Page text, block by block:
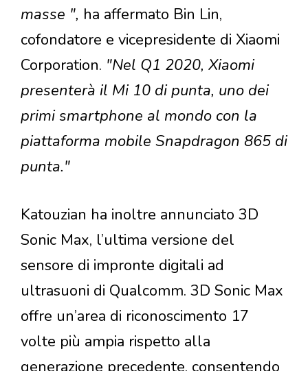
masse ", ha affermato Bin Lin,
cofondatore e vicepresidente di Xiaomi
Corporation. "Nel Q1 2020, Xiaomi
presenterà il Mi 10 di punta, uno dei
primi smartphone al mondo con la
piattaforma mobile Snapdragon 865 di
punta."
Katouzian ha inoltre annunciato 3D
Sonic Max, l’ultima versione del
sensore di impronte digitali ad
ultrasuoni di Qualcomm. 3D Sonic Max
offre un’area di riconoscimento 17
volte più ampia rispetto alla
generazione precedente, consentendo